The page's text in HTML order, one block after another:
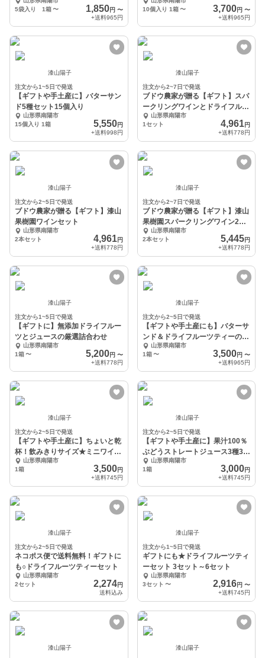
5袋入り 1箱〜 1,850円 〜
+送料965円
10個入り 1箱 〜 3,700円 〜
+送料965円
漆山陽子
注文から1~5日で発送
【ギフトや手土産に】バターサン
ド5種セット15個入り
山形県南陽市
15個入り 1箱
5,550円
+送料998円
漆山陽子
注文から2~7日で発送
ブドウ農家が贈る【ギフト】スパ
ークリングワインとドライフルー
ツセット
山形県南陽市
1セット
4,961円
+送料778円
漆山陽子
注文から2~5日で発送
ブドウ農家が贈る【ギフト】漆山
果樹園ワインセット
山形県南陽市
2本セット
4,961円
+送料778円
漆山陽子
注文から2~7日で発送
ブドウ農家が贈る【ギフト】漆山
果樹園スパークリングワイン2本
セット
山形県南陽市
2本セット
5,445円
+送料778円
漆山陽子
注文から1~5日で発送
【ギフトに】無添加ドライフルー
ツとジュースの厳選詰合わせ
山形県南陽市
1箱〜 5,200円 〜
+送料778円
漆山陽子
注文から2~5日で発送
【ギフトや手土産にも】バターサ
ンド＆ドライフルーツティーの詰
め合わせ
山形県南陽市
1箱 〜 3,500円 〜
+送料965円
漆山陽子
注文から2~5日で発送
【ギフトや手土産に】ちょいと乾
杯！飲みきりサイズ★ミニワイン
セット
山形県南陽市
1箱
3,500円
+送料745円
漆山陽子
注文から2~5日で発送
【ギフトや手土産に】果汁100％
ぶどうストレートジュース3種3本
セット
山形県南陽市
1箱
3,000円
+送料745円
漆山陽子
注文から2~5日で発送
ネコポス便で送料無料！ギフトに
も○ドライフルーツティーセット
山形県南陽市
2セット
2,274円
送料込み
漆山陽子
注文から1~5日で発送
ギフトにも★ドライフルーツティ
ーセット 3セット～6セット
山形県南陽市
3セット 〜 2,916円 〜
+送料745円
漆山陽子 漆山陽子